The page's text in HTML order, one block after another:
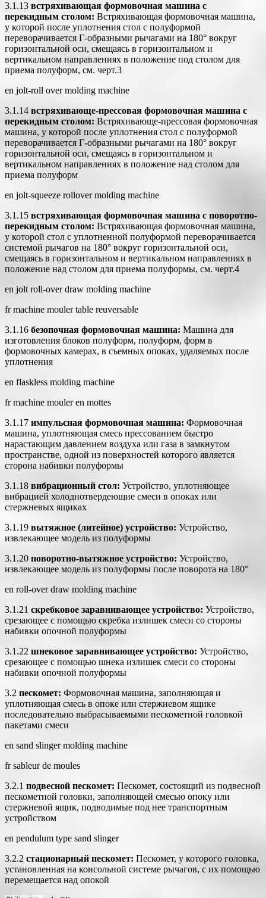
3.1.13 встряхивающая формовочная машина с
перекидным столом: Встряхивающая формовочная машина,
у которой после уплотнения стол с полуформой
переворачивается Г-образными рычагами на 180° вокруг
горизонтальной оси, смещаясь в горизонтальном и
вертикальном направлениях в положение под столом для
приема полуформ, см. черт.3
en jolt-roll over molding machine
3.1.14 встряхивающе-прессовая формовочная машина с
перекидным столом: Встряхивающе-прессовая формовочная
машина, у которой после уплотнения стол с полуформой
переворачивается Г-образными рычагами на 180° вокруг
горизонтальной оси, смещаясь в горизонтальном и
вертикальном направлениях в положение над столом для
приема полуформ
en jolt-squeeze rollover molding machine
3.1.15 встряхивающая формовочная машина с поворотно-
перекидным столом: Встряхивающая формовочная машина,
у которой стол с уплотненной полуформой переворачивается
системой рычагов на 180° вокруг горизонтальной оси,
смещаясь в горизонтальном и вертикальном направлениях в
положение над столом для приема полуформы, см. черт.4
en jolt roll-over draw molding machine
fr machine mouler table reuversable
3.1.16 безопочная формовочная машина: Машина для
изготовления блоков полуформ, полуформ, форм в
формовочных камерах, в съемных опоках, удаляемых после
уплотнения
en flaskless molding machine
fr machine mouler en mottes
3.1.17 импульсная формовочная машина: Формовочная
машина, уплотняющая смесь прессованием быстро
нарастающим давлением воздуха или газа в замкнутом
пространстве, одной из поверхностей которого является
сторона набивки полуформы
3.1.18 вибрационный стол: Устройство, уплотняющее
вибрацией холоднотвердеющие смеси в опоках или
стержневых ящиках
3.1.19 вытяжное (литейное) устройство: Устройство,
извлекающее модель из полуформы
3.1.20 поворотно-вытяжное устройство: Устройство,
извлекающее модель из полуформы после поворота на 180°
en roll-over draw molding machine
3.1.21 скребковое заравнивающее устройство: Устройство,
срезающее с помощью скребка излишек смеси со стороны
набивки опочной полуформы
3.1.22 шнековое заравнивающее устройство: Устройство,
срезающее с помощью шнека излишек смеси со стороны
набивки опочной полуформы
3.2 пескомет: Формовочная машина, заполняющая и
уплотняющая смесь в опоке или стержневом ящике
последовательно выбрасываемыми пескометной головкой
пакетами смеси
en sand slinger molding machine
fr sableur de moules
3.2.1 подвесной пескомет: Пескомет, состоящий из подвесной
пескометной головки, заполняющей смесью опоку или
стержневой ящик, подводимые под нее транспортным
устройством
en pendulum type sand slinger
3.2.2 стационарный пескомет: Пескомет, у которого головка,
установленная на консольной системе рычагов, с их помощью
перемещается над опокой